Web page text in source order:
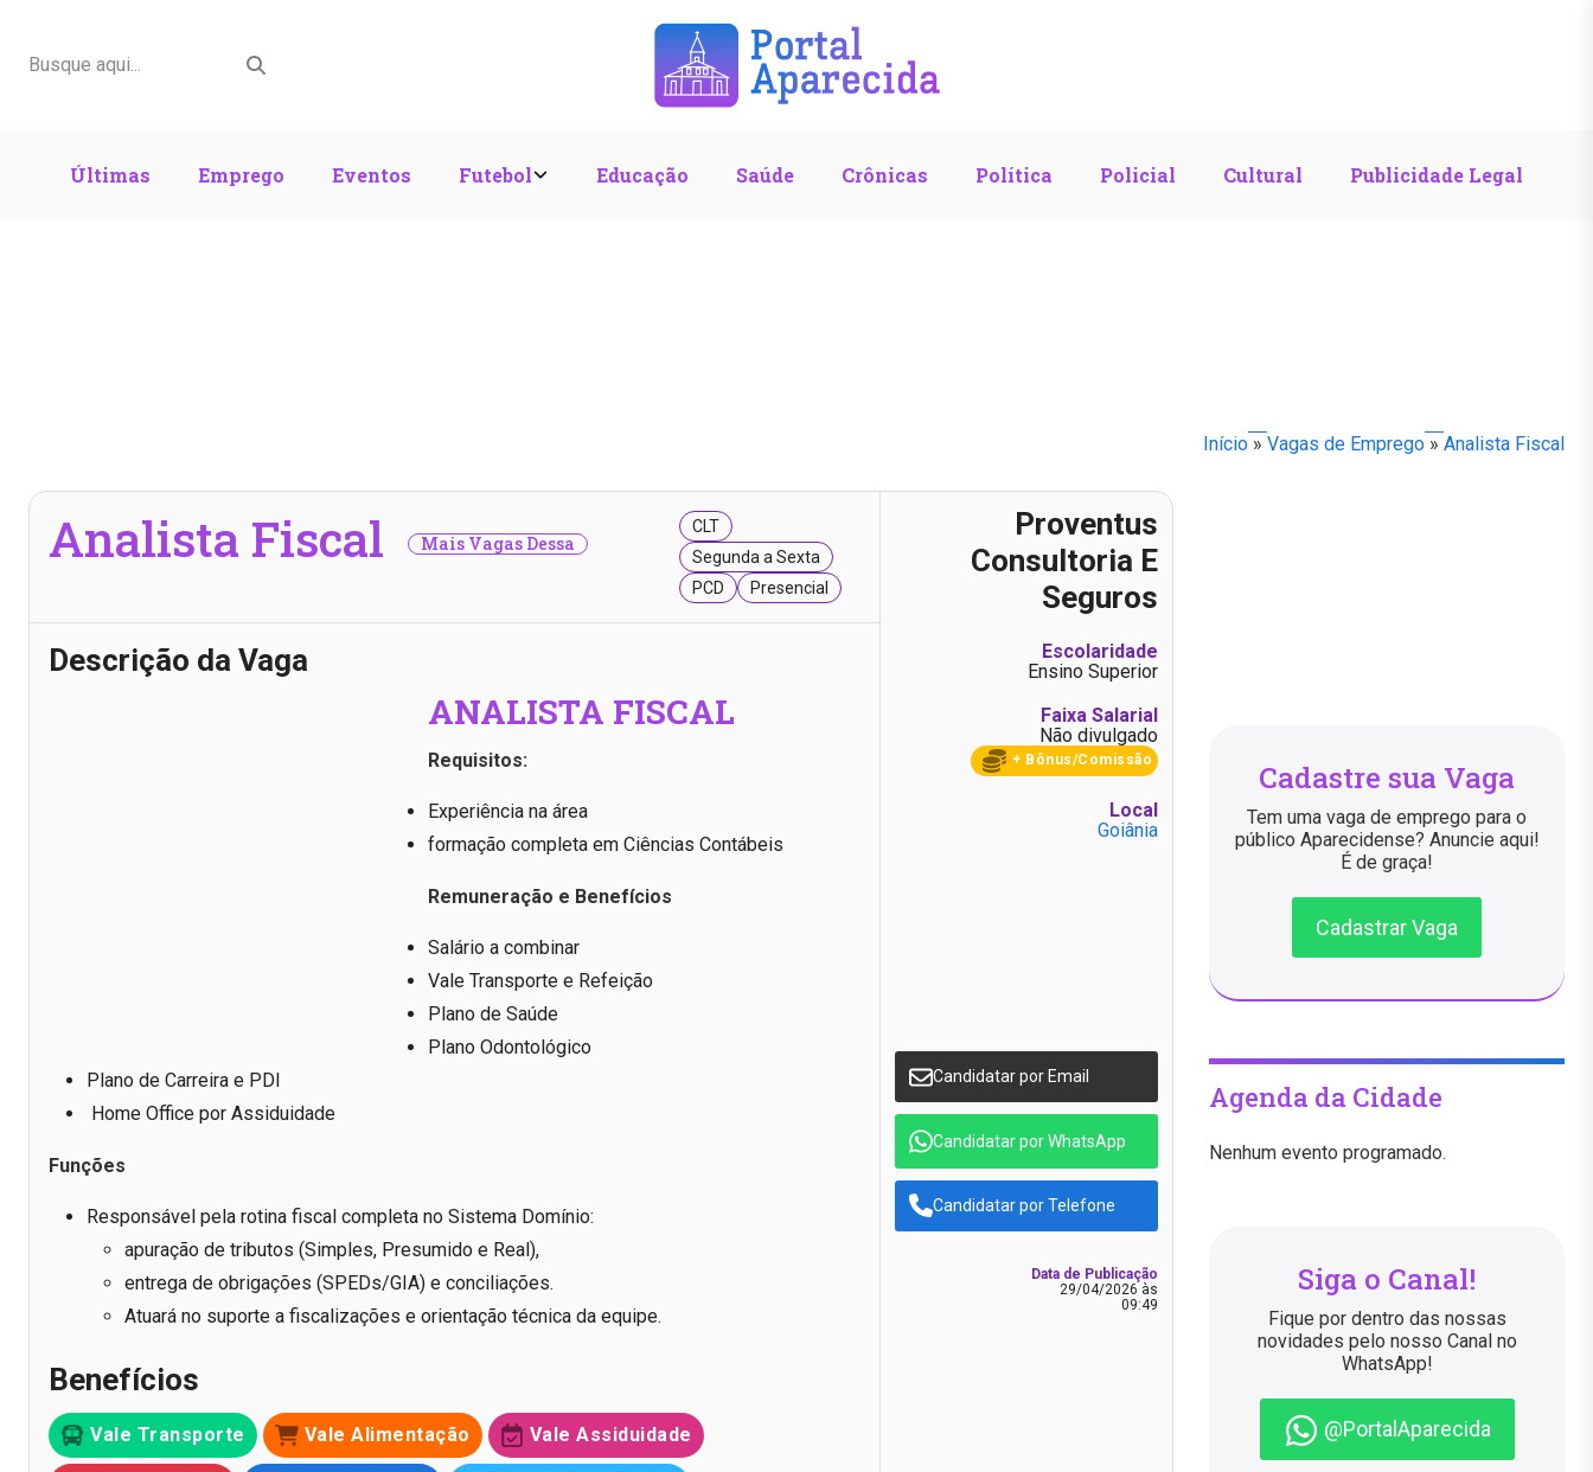
Últimas Emprego Eventos Futebol Educação Saúde Crônicas Política Policial Cultural Publicidade Legal
Início » Vagas de Emprego » Analista Fiscal
Analista Fiscal Mais Vagas Dessa
CLT
Segunda a Sexta
PCD
Presencial
Descrição da Vaga
ANALISTA FISCAL
Requisitos:
Experiência na área
formação completa em Ciências Contábeis
Remuneração e Benefícios
Salário a combinar
Vale Transporte e Refeição
Plano de Saúde
Plano Odontológico
Plano de Carreira e PDI
Home Office por Assiduidade
Funções
Responsável pela rotina fiscal completa no Sistema Domínio:
apuração de tributos (Simples, Presumido e Real),
entrega de obrigações (SPEDs/GIA) e conciliações.
Atuará no suporte a fiscalizações e orientação técnica da equipe.
Benefícios
Vale Transporte Vale Alimentação Vale Assiduidade
Proventus
Consultoria E
Seguros
Escolaridade
Ensino Superior
Faixa Salarial
Não divulgado
+ Bônus/Comissão
Local
Goiânia
Candidatar por Email
Candidatar por WhatsApp
Candidatar por Telefone
Data de Publicação
29/04/2026 às
09:49
Cadastre sua Vaga
Tem uma vaga de emprego para o
público Aparecidense? Anuncie aqui!
É de graça!
Cadastrar Vaga
Agenda da Cidade
Nenhum evento programado.
Siga o Canal!
Fique por dentro das nossas
novidades pelo nosso Canal no
WhatsApp!
@PortalAparecida